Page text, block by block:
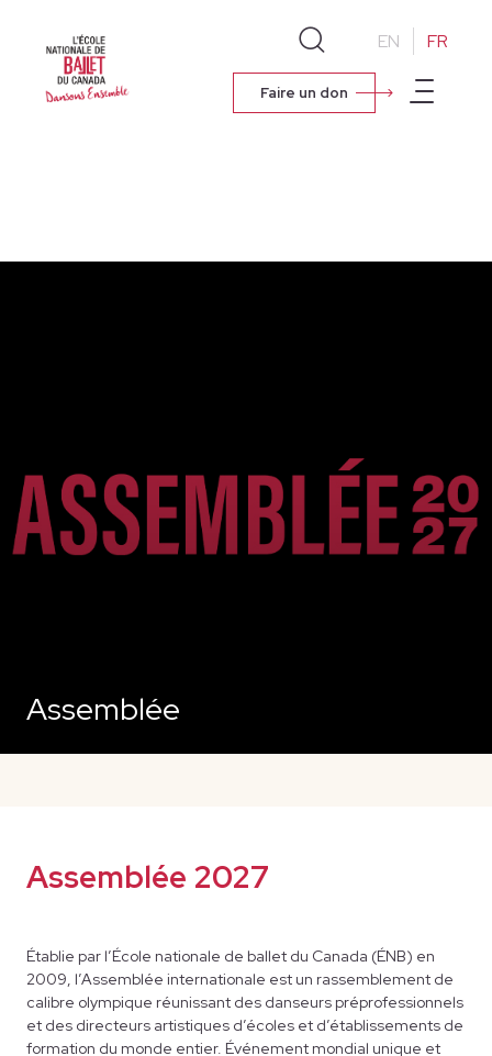
Faire un don
EN FR
Assemblée
Assemblée 2027
Établie par l’École nationale de ballet du Canada (ÉNB) en
2009, l’Assemblée internationale est un rassemblement de
calibre olympique réunissant des danseurs préprofessionnels
et des directeurs artistiques d’écoles et d’établissements de
formation du monde entier. Événement mondial unique et